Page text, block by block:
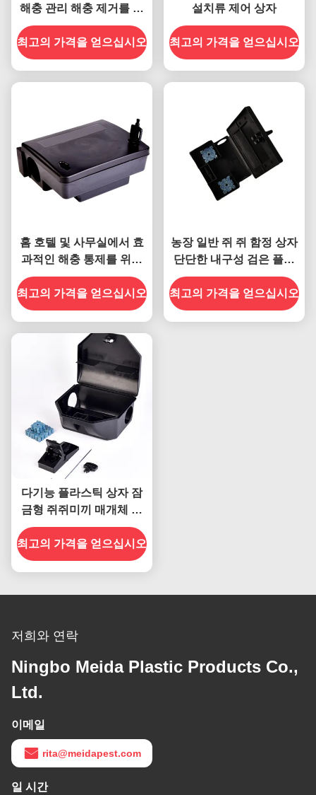
해충 관리 해충 제거를 위
한 마우스 함정 상자
최고의 가격을 얻으십시오
설치류 제어 상자
최고의 가격을 얻으십시오
홈 호텔 및 사무실에서 효
과적인 해충 통제를 위해
잠금 가능한 플라스틱 쥐
먹이 스테이션
최고의 가격을 얻으십시오
농장 일반 쥐 쥐 함정 상자
단단한 내구성 검은 플라
스틱 먹이 스테이션 해충
관리
최고의 가격을 얻으십시오
다기능 플라스틱 상자 잠
금형 쥐쥐미끼 매개체 스
프링 매개체와 매개체
262g
최고의 가격을 얻으십시오
저희와 연락
Ningbo Meida Plastic Products Co.,
Ltd.
이메일
rita@meidapest.com
일 시간